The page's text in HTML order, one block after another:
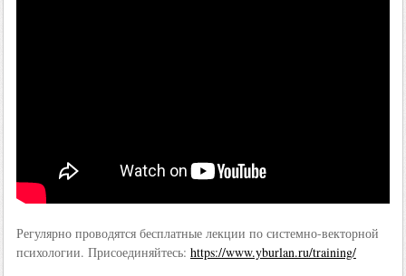
Регулярно проводятся бесплатные лекции по системно-векторной
психологии. Присоединяйтесь: https://www.yburlan.ru/training/